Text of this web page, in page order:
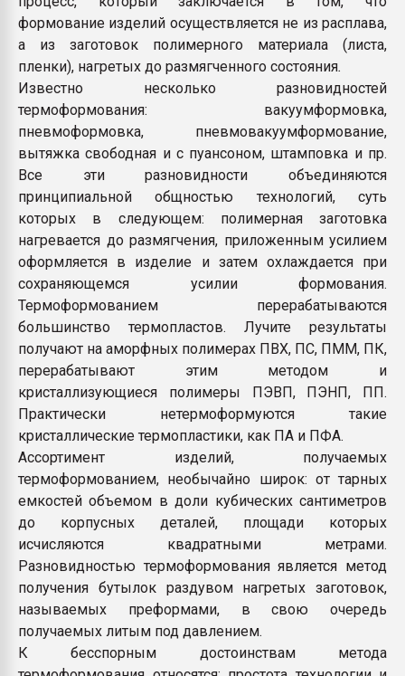
бутылок
ПЕРЕЙТИ НА
формование изделий осуществляется не из расплава,
а из заготовок полимерного материала (листа,
пленки), нагретых до размягченного состояния.
Известно несколько разновидностей
термоформования: вакуумформовка,
пневмоформовка, пневмовакуумформование,
вытяжка свободная и с пуансоном, штамповка и пр.
Все эти разновидности объединяются
принципиальной общностью технологий, суть
которых в следующем: полимерная заготовка
нагревается до размягчения, приложенным усилием
оформляется в изделие и затем охлаждается при
сохраняющемся усилии формования.
Термоформованием перерабатываются
большинство термопластов. Лучите результаты
получают на аморфных полимерах ПВХ, ПС, ПММ, ПК,
перерабатывают этим методом и
кристаллизующиеся полимеры ПЭВП, ПЭНП, ПП.
Практически нетермоформуются такие
кристаллические термопластики, как ПА и ПФА.
Ассортимент изделий, получаемых
термоформованием, необычайно широк: от тарных
емкостей объемом в доли кубических сантиметров
до корпусных деталей, площади которых
исчисляются квадратными метрами.
Разновидностью термоформования является метод
получения бутылок раздувом нагретых заготовок,
называемых преформами, в свою очередь
получаемых литым под давлением.
К бесспорным достоинствам метода